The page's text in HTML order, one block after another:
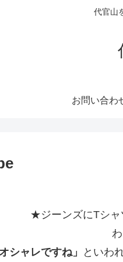
代官山
お問い合わ
★ジーンズにTシャ
オシャレですね」
といわ